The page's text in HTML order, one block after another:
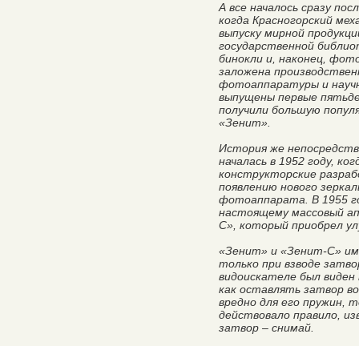
А все началось сразу
когда Красногорский
выпуску мирной
государственной
бинокли и, наконец,
заложена
фотоаппаратуры и
выпущены первые
получили большую
«Зенит».
История же
началась в 1952 году,
конструкторские
появлению нового
фотоаппарата. В 1955
настоящему массовый
С», который приобрел
«Зенит» и «Зенит-С»
только при взводе
видоискателе был
как оставлять затвор
вредно для его пружин,
действовало правило,
затвор – снимай.